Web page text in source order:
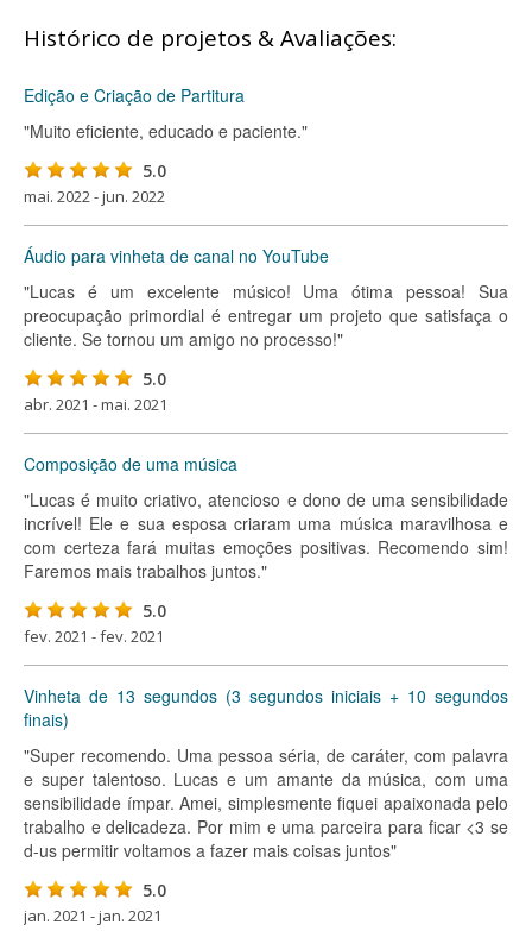
Histórico de projetos & Avaliações:
Edição e Criação de Partitura
"Muito eficiente, educado e paciente."
5.0
mai. 2022 - jun. 2022
Áudio para vinheta de canal no YouTube
"Lucas é um excelente músico! Uma ótima pessoa! Sua
preocupação primordial é entregar um projeto que satisfaça o
cliente. Se tornou um amigo no processo!"
5.0
abr. 2021 - mai. 2021
Composição de uma música
"Lucas é muito criativo, atencioso e dono de uma sensibilidade
incrível! Ele e sua esposa criaram uma música maravilhosa e
com certeza fará muitas emoções positivas. Recomendo sim!
Faremos mais trabalhos juntos."
5.0
fev. 2021 - fev. 2021
Vinheta de 13 segundos (3 segundos iniciais + 10 segundos
finais)
"Super recomendo. Uma pessoa séria, de caráter, com palavra
e super talentoso. Lucas e um amante da música, com uma
sensibilidade ímpar. Amei, simplesmente fiquei apaixonada pelo
trabalho e delicadeza. Por mim e uma parceira para ficar <3 se
d-us permitir voltamos a fazer mais coisas juntos"
5.0
jan. 2021 - jan. 2021